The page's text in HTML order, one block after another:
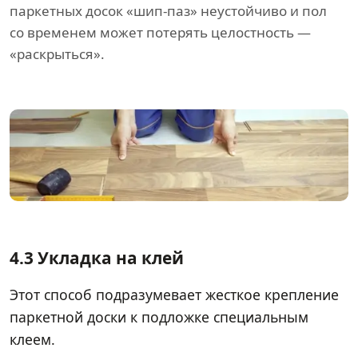
паркетных досок «шип-паз» неустойчиво и пол
со временем может потерять целостность —
«раскрыться».
4.3 Укладка на клей
Этот способ подразумевает жесткое крепление
паркетной доски к подложке специальным
клеем.